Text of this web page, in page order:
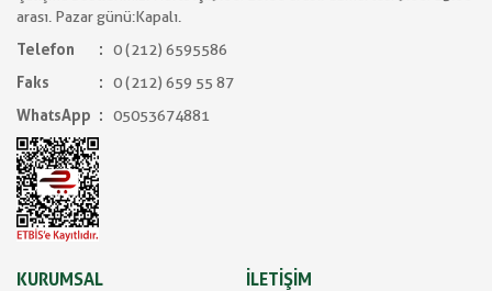
arası. Pazar günü:Kapalı.
Telefon
0 (212) 6595586
Faks
0 (212) 659 55 87
WhatsApp
05053674881
KURUMSAL İLETİŞİM